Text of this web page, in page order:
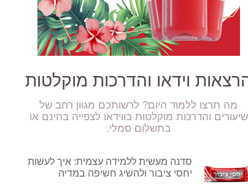
וידאו והדרכות מוקלטות
מה תרצו ללמוד היום? לרשותכם מגוון רחב של
שיעורים והדרכות מוקלטות בווידאו לצפייה בחינם או
בתשלום סמלי.
סדנה מעשית ללמידה עצמית: איך לעשות
יחסי ציבור ולהשיג חשיפה במדיה